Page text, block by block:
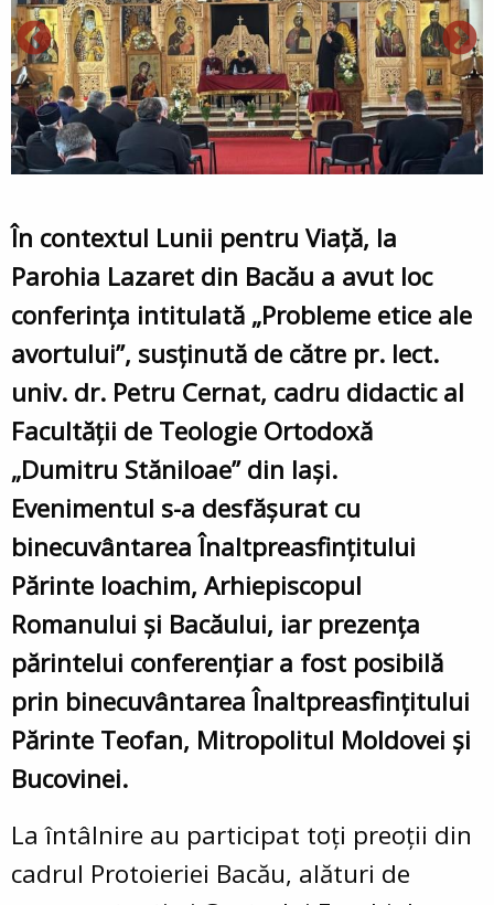
În contextul Lunii pentru Viață, la
Parohia Lazaret din Bacău a avut loc
conferința intitulată „Probleme etice ale
avortului”, susținută de către pr. lect.
univ. dr. Petru Cernat, cadru didactic al
Facultății de Teologie Ortodoxă
„Dumitru Stăniloae” din Iași.
Evenimentul s-a desfășurat cu
binecuvântarea Înaltpreasfințitului
Părinte Ioachim, Arhiepiscopul
Romanului și Bacăului, iar prezența
părintelui conferențiar a fost posibilă
prin binecuvântarea Înaltpreasfințitului
Părinte Teofan, Mitropolitul Moldovei și
Bucovinei.
La întâlnire au participat toți preoții din
cadrul Protoieriei Bacău, alături de